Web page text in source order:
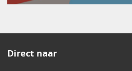
Direct naar